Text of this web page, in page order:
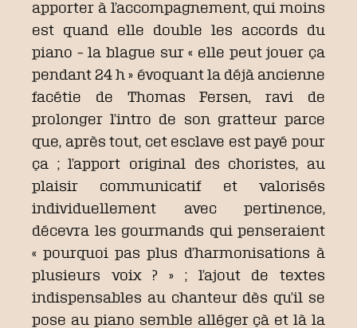
apporter à l’accompagnement, qui moins
est quand elle double les accords du
piano – la blague sur « elle peut jouer ça
pendant 24 h » évoquant la déjà ancienne
facétie de Thomas Fersen, ravi de
prolonger l’intro de son gratteur parce
que, après tout, cet esclave est payé pour
ça ; l’apport original des choristes, au
plaisir communicatif et valorisés
individuellement avec pertinence,
décevra les gourmands qui penseraient
« pourquoi pas plus d’harmonisations à
plusieurs voix ? » ; l’ajout de textes
indispensables au chanteur dès qu’il se
pose au piano semble alléger çà et là la